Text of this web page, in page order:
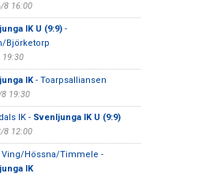
8 16:00
IK U (9:9)-
Björketorp
19:30
IK- Toarpsalliansen
19:30
IK - Svenljunga IK U (9:9)
8 12:00
Ving/Hössna/Timmele -
IK